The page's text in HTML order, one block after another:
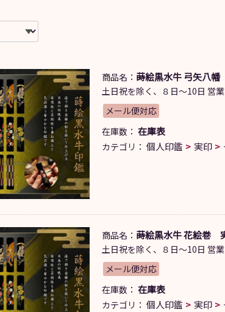
商品名： 蒔絵黒水牛 弓矢八
土日祝を除く、８日～10日 営
メール便対応
在庫数： 在庫表
カテゴリ： 個人印鑑 実印
商品名： 蒔絵黒水牛 花絵巻
土日祝を除く、８日～10日 営
メール便対応
在庫数： 在庫表
カテゴリ： 個人印鑑 実印